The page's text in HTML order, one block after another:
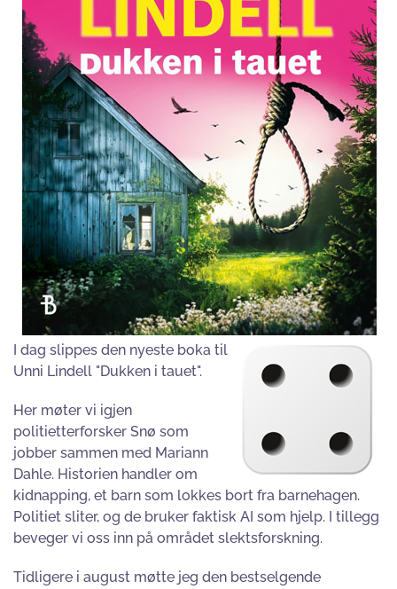
I dag slippes den nyeste boka til
Unni Lindell "Dukken i tauet".
Her møter vi igjen
politietterforsker Snø som
jobber sammen med Mariann
Dahle. Historien handler om
kidnapping, et barn som lokkes bort fra barnehagen.
Politiet sliter, og de bruker faktisk AI som hjelp. I tillegg
beveger vi oss inn på området slektsforskning.
Tidligere i august møtte jeg den bestselgende